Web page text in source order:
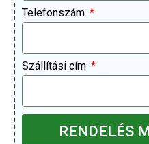
Telefonszám
Szállítási cím
RENDELÉS